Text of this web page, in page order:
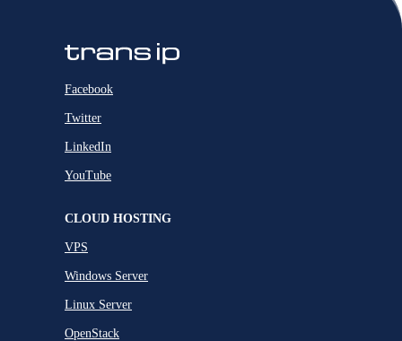
Facebook
Twitter
LinkedIn
YouTube
CLOUD HOSTING
VPS
Windows Server
Linux Server
OpenStack